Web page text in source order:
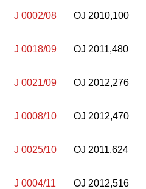
J 0002/08 OJ 2010,100
J 0018/09 OJ 2011,480
J 0021/09 OJ 2012,276
J 0008/10 OJ 2012,470
J 0025/10 OJ 2011,624
J 0004/11 OJ 2012,516